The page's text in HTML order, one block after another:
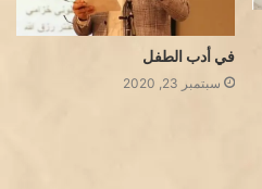
في أدب الطفل
سبتمبر 23, 2020